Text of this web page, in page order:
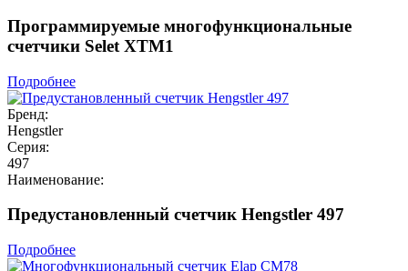
Программируемые многофункциональные
счетчики Selet XTM1
Подробнее
Бренд:
Hengstler
Серия:
497
Наименование:
Предустановленный счетчик Hengstler 497
Подробнее